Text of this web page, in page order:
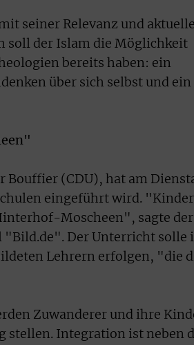
seiner Relevanz und
soll der Islam die Möglichkeit
bereits haben: ein
über sich selbst und ein
Bouffier (CDU), hat am
eingeführt wird. "Kinder
Moscheen", sagte der
"Bild.de". Der Unterricht solle
Lehrern erfolgen, "die
Zuwanderer und ihre
stellen. Integration ist neben